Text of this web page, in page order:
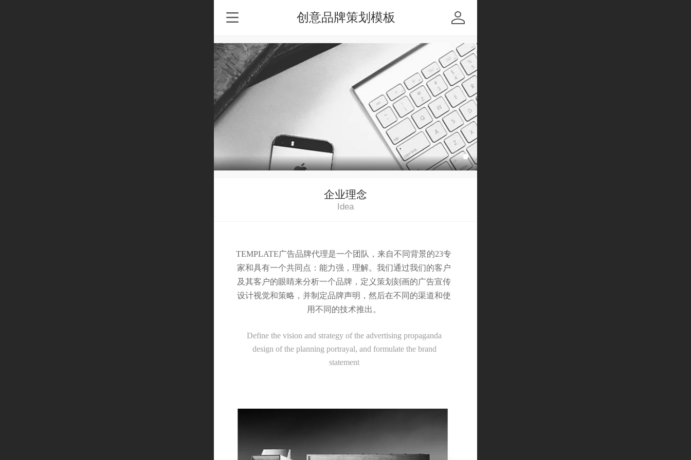
创意品牌策划模板
企业理念
Idea
TEMPLATE广告品牌代理是一个团队，来自不同背景的23专
家和具有一个共同点：能力强，理解。我们通过我们的客户
及其客户的眼睛来分析一个品牌，定义策划刻画的广告宣传
设计视觉和策略，并制定品牌声明，然后在不同的渠道和使
用不同的技术推出。
Define the vision and strategy of the advertising propaganda
design of the planning portrayal, and formulate the brand
statement